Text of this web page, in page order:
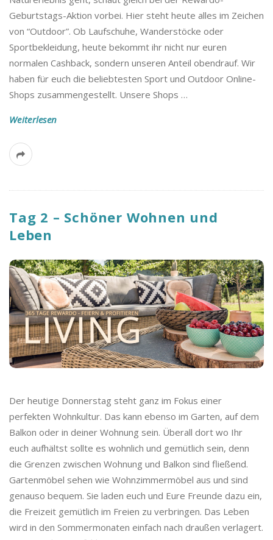
Geburtstags-Aktion vorbei. Hier steht heute alles im Zeichen
von “Outdoor”. Ob Laufschuhe, Wanderstöcke oder
Sportbekleidung, heute bekommt ihr nicht nur euren
normalen Cashback, sondern unseren Anteil obendrauf. Wir
haben für euch die beliebtesten Sport und Outdoor Online-
Shops zusammengestellt. Unsere Shops …
Weiterlesen
Tag 2 – Schöner Wohnen und
Leben
Der heutige Donnerstag steht ganz im Fokus einer
perfekten Wohnkultur. Das kann ebenso im Garten, auf dem
Balkon oder in deiner Wohnung sein. Überall dort wo Ihr
euch aufhältst sollte es wohnlich und gemütlich sein, denn
die Grenzen zwischen Wohnung und Balkon sind fließend.
Gartenmöbel sehen wie Wohnzimmermöbel aus und sind
genauso bequem. Sie laden euch und Eure Freunde dazu ein,
die Freizeit gemütlich im Freien zu verbringen. Das Leben
wird in den Sommermonaten einfach nach draußen verlagert.